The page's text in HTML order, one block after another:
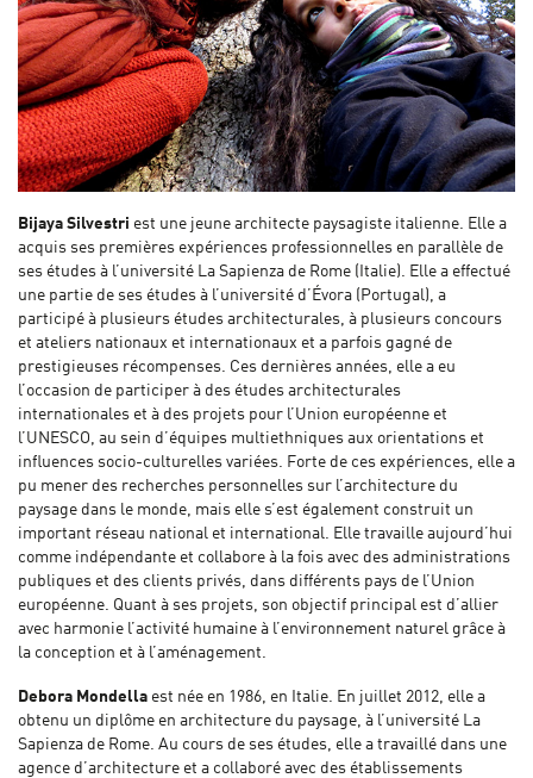
Bijaya Silvestri est une jeune architecte paysagiste italienne. Elle a
acquis ses premières expériences professionnelles en parallèle de
ses études à l’université La Sapienza de Rome (Italie). Elle a effectué
une partie de ses études à l’université d’Évora (Portugal), a
participé à plusieurs études architecturales, à plusieurs concours
et ateliers nationaux et internationaux et a parfois gagné de
prestigieuses récompenses. Ces dernières années, elle a eu
l’occasion de participer à des études architecturales
internationales et à des projets pour l’Union européenne et
l’UNESCO, au sein d’équipes multiethniques aux orientations et
influences socio-culturelles variées. Forte de ces expériences, elle a
pu mener des recherches personnelles sur l’architecture du
paysage dans le monde, mais elle s’est également construit un
important réseau national et international. Elle travaille aujourd’hui
comme indépendante et collabore à la fois avec des administrations
publiques et des clients privés, dans différents pays de l’Union
européenne. Quant à ses projets, son objectif principal est d’allier
avec harmonie l’activité humaine à l’environnement naturel grâce à
la conception et à l’aménagement.
Debora Mondella est née en 1986, en Italie. En juillet 2012, elle a
obtenu un diplôme en architecture du paysage, à l’université La
Sapienza de Rome. Au cours de ses études, elle a travaillé dans une
agence d’architecture et a collaboré avec des établissements